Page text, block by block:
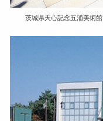
茨城県天心記念五浦美術館